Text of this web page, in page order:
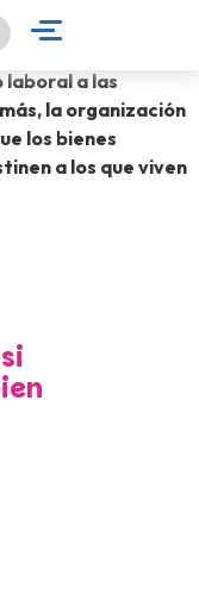
Multipolar que
a las
la organización
los bienes
a los que viven